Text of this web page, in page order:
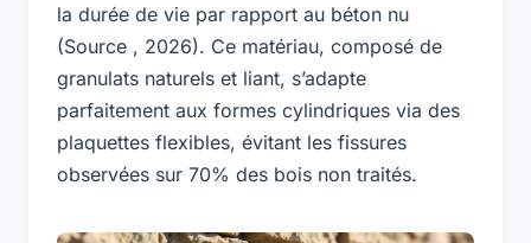
la durée de vie par rapport au béton nu
(Source , 2026). Ce matériau, composé de
granulats naturels et liant, s’adapte
parfaitement aux formes cylindriques via des
plaquettes flexibles, évitant les fissures
observées sur 70% des bois non traités.